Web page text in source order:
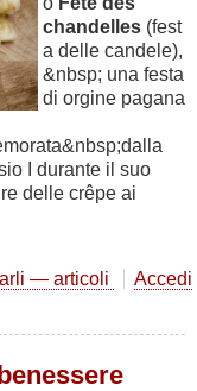
chandelles (fest
a delle candele),
&nbsp; una festa
di orgine pagana
I durante il suo
delle crêpe ai
— articoli
Accedi